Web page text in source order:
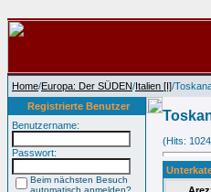
Home/Europa: Der SÜDEN/Italien [I]/
Registrierte Benutzer
Benutzername:
Passwort:
Beim nächsten Besuch
automatisch anmelden?
(Hits: